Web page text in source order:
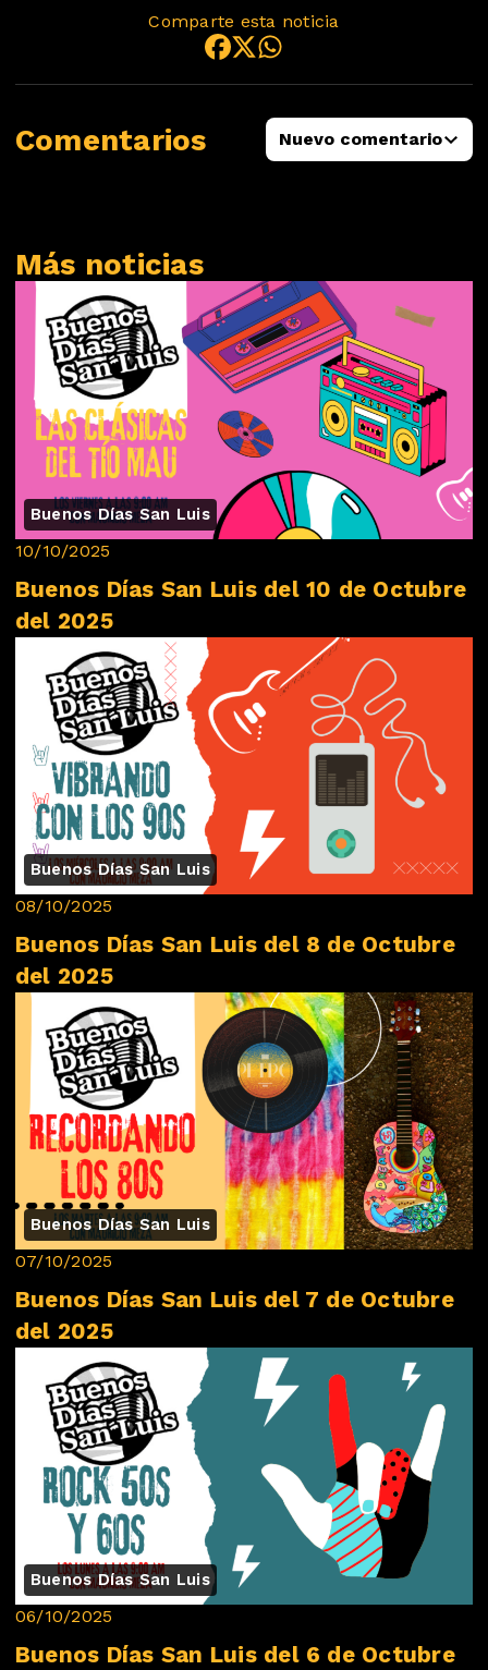
Comparte esta noticia
Comentarios Nuevo comentario
Más noticias
Buenos Días San Luis
10/10/2025
Buenos Días San Luis del 10 de Octubre
del 2025
Buenos Días San Luis
08/10/2025
Buenos Días San Luis del 8 de Octubre
del 2025
Buenos Días San Luis
07/10/2025
Buenos Días San Luis del 7 de Octubre
del 2025
Buenos Días San Luis
06/10/2025
Buenos Días San Luis del 6 de Octubre